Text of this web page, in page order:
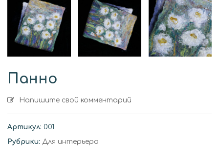
Панно
Напишите свой комментарий
Артикул: 001
Рубрики: Для интерьера